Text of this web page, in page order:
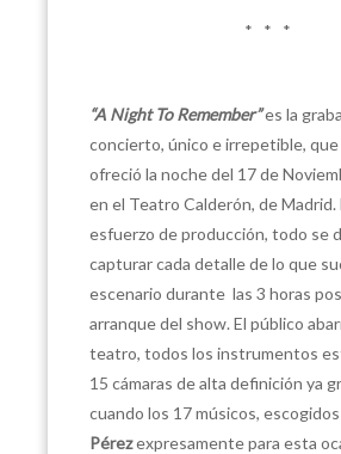
* * *
“A Night To Remember”es la
concierto, único e irrepetible, que
ofreció la noche del 17 de
en el Teatro Calderón, de Madrid.
esfuerzo de producción, todo se
capturar cada detalle de lo que
escenario durante las 3 horas
arranque del show. El público
teatro, todos los instrumentos
15 cámaras de alta definición ya
cuando los 17 músicos,
Pérezexpresamente para esta